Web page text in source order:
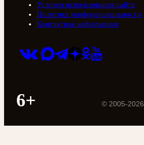
Условия использования сайта
Политика конфиденциальности
Контактная информация
6+ © 2005-2026